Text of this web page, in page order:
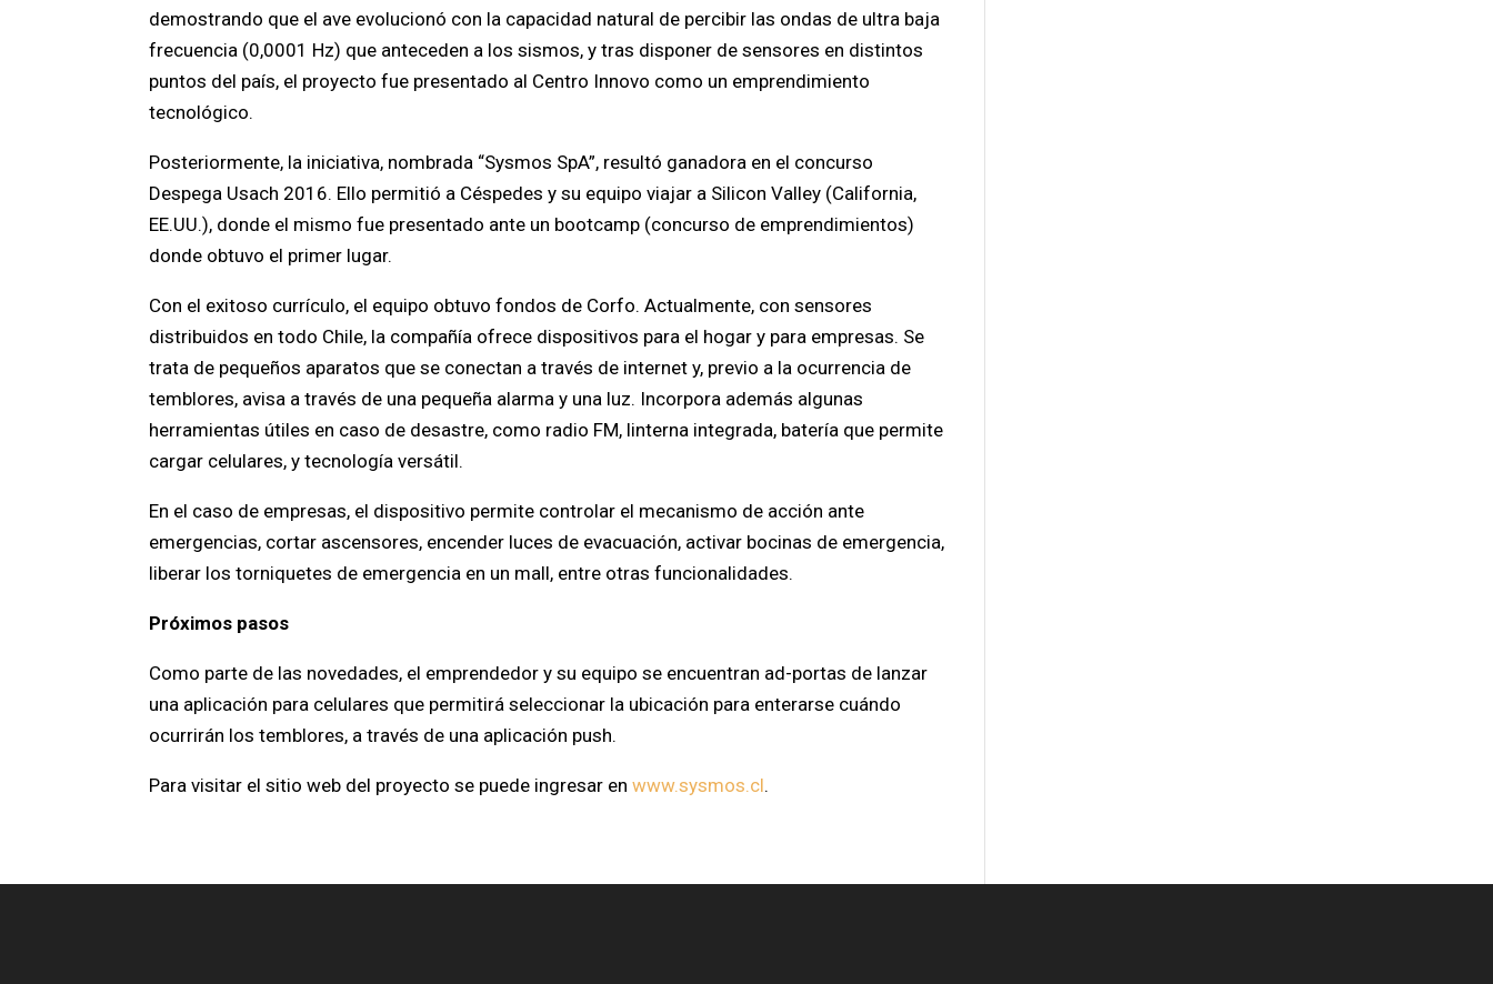
demostrando que el ave evolucionó con la capacidad natural de percibir las ondas de ultra baja
frecuencia (0,0001 Hz) que anteceden a los sismos, y tras disponer de sensores en distintos
puntos del país, el proyecto fue presentado al Centro Innovo como un emprendimiento
tecnológico.
Posteriormente, la iniciativa, nombrada “Sysmos SpA”, resultó ganadora en el concurso
Despega Usach 2016. Ello permitió a Céspedes y su equipo viajar a Silicon Valley (California,
EE.UU.), donde el mismo fue presentado ante un bootcamp (concurso de emprendimientos)
donde obtuvo el primer lugar.
Con el exitoso currículo, el equipo obtuvo fondos de Corfo. Actualmente, con sensores
distribuidos en todo Chile, la compañía ofrece dispositivos para el hogar y para empresas. Se
trata de pequeños aparatos que se conectan a través de internet y, previo a la ocurrencia de
temblores, avisa a través de una pequeña alarma y una luz. Incorpora además algunas
herramientas útiles en caso de desastre, como radio FM, linterna integrada, batería que permite
cargar celulares, y tecnología versátil.
En el caso de empresas, el dispositivo permite controlar el mecanismo de acción ante
emergencias, cortar ascensores, encender luces de evacuación, activar bocinas de emergencia,
liberar los torniquetes de emergencia en un mall, entre otras funcionalidades.
Próximos pasos
Como parte de las novedades, el emprendedor y su equipo se encuentran ad-portas de lanzar
una aplicación para celulares que permitirá seleccionar la ubicación para enterarse cuándo
ocurrirán los temblores, a través de una aplicación push.
Para visitar el sitio web del proyecto se puede ingresar enwww.sysmos.cl.